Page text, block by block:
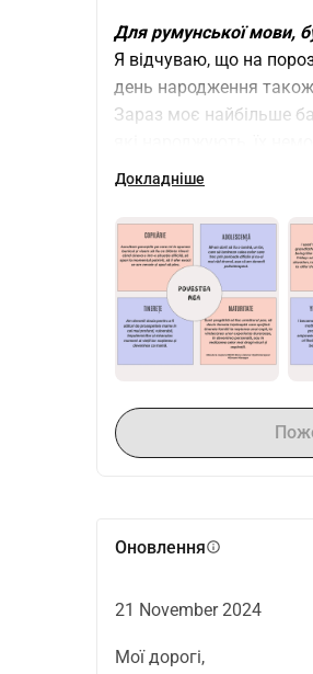
Для румунської мови,
Я відчуваю, що на
день народження
Зараз моє найбільше
Нещодавно мені
підтримки, безпеки та
Цей курс відбудеться
мудрої жінки-
неймовірно рада, що
дуже близькі, моєю
Моя мрія та місія
кожне немовля
підтримку, яку їм
лікування від важкої
наставництво в
подорожі будь-якою
Докладніше
Оновленняinfo
21 November 2024
Мої дорогі,